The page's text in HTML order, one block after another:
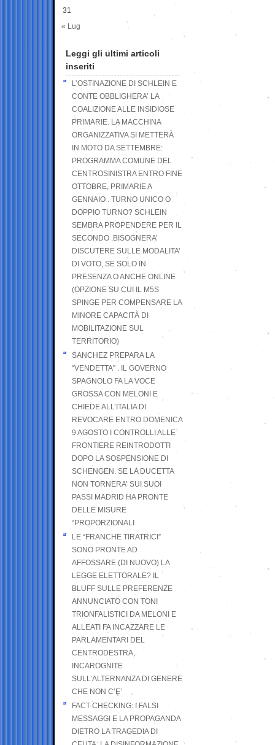
31
« Lug
Leggi gli ultimi articoli
inseriti
L’OSTINAZIONE DI SCHLEIN E
CONTE OBBLIGHERA’ LA
COALIZIONE ALLE INSIDIOSE
PRIMARIE. LA MACCHINA
ORGANIZZATIVA SI METTERÀ
IN MOTO DA SETTEMBRE:
PROGRAMMA COMUNE DEL
CENTROSINISTRA ENTRO FINE
OTTOBRE, PRIMARIE A
GENNAIO . TURNO UNICO O
DOPPIO TURNO? SCHLEIN
SEMBRA PROPENDERE PER IL
SECONDO .BISOGNERA’
DISCUTERE SULLE MODALITA’
DI VOTO, SE SOLO IN
PRESENZA O ANCHE ONLINE
(OPZIONE SU CUI IL M5S
SPINGE PER COMPENSARE LA
MINORE CAPACITÀ DI
MOBILITAZIONE SUL
TERRITORIO)
SANCHEZ PREPARA LA
“VENDETTA” . IL GOVERNO
SPAGNOLO FA LA VOCE
GROSSA CON MELONI E
CHIEDE ALL’ITALIA DI
REVOCARE ENTRO DOMENICA
9 AGOSTO I CONTROLLI ALLE
FRONTIERE REINTRODOTTI
DOPO LA SOSPENSIONE DI
SCHENGEN. SE LA DUCETTA
NON TORNERA’ SUI SUOI
PASSI MADRID HA PRONTE
DELLE MISURE
“PROPORZIONALI
LE “FRANCHE TIRATRICI”
SONO PRONTE AD
AFFOSSARE (DI NUOVO) LA
LEGGE ELETTORALE? IL
BLUFF SULLE PREFERENZE
ANNUNCIATO CON TONI
TRIONFALISTICI DA MELONI E
ALLEATI FA INCAZZARE LE
PARLAMENTARI DEL
CENTRODESTRA,
INCAROGNITE
SULL’ALTERNANZA DI GENERE
CHE NON C’E’
FACT-CHECKING: I FALSI
MESSAGGI E LA PROPAGANDA
DIETRO LA TRAGEDIA DI